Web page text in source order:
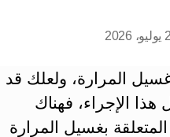
المرارة، ولعلك قد
الإجراء، فهناك
بغسيل المرارة